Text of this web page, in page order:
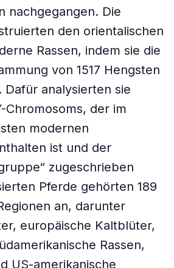
nachgegangen. Die
den orientalischen
Rassen, indem sie die
von 1517 Hengsten
Dafür analysierten sie
Chromosoms, der im
modernen
ist und der
zugeschrieben
Pferde gehörten 189
an, darunter
europäische Kaltblüter,
Rassen,
US-amerikanische